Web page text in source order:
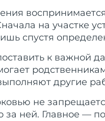
на участке
спустя
к важной
другие
не
ней. Главное —